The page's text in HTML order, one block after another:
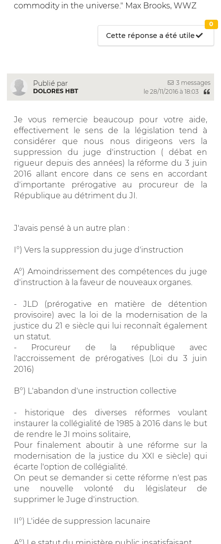
commodity in the universe." Max Brooks, WWZ
Cette réponse a été utile
0
Publié par
DOLORES HBT
3 messages
le 28/11/2016 à 18:03
Je vous remercie beaucoup pour votre aide,
effectivement le sens de la législation tend à
considérer que nous nous dirigeons vers la
suppression du juge d'instruction ( débat en
rigueur depuis des années) la réforme du 3 juin
2016 allant encore dans ce sens en accordant
d'importante prérogative au procureur de la
République au détriment du JI.
J'avais pensé à un autre plan :
I°) Vers la suppression du juge d'instruction
A°) Amoindrissement des compétences du juge
d'instruction à la faveur de nouveaux organes.
- JLD (prérogative en matière de détention
provisoire) avec la loi de la modernisation de la
justice du 21 e siècle qui lui reconnaît également
un statut.
- Procureur de la république avec
l'accroissement de prérogatives (Loi du 3 juin
2016)
B°) L'abandon d'une instruction collective
- historique des diverses réformes voulant
instaurer la collégialité de 1985 à 2016 dans le but
de rendre le JI moins solitaire,
Pour finalement aboutir à une réforme sur la
modernisation de la justice du XXI e siècle) qui
écarte l'option de collégialité.
On peut se demander si cette réforme n'est pas
une nouvelle volonté du législateur de
supprimer le Juge d'instruction.
II°) L'idée de suppression lacunaire